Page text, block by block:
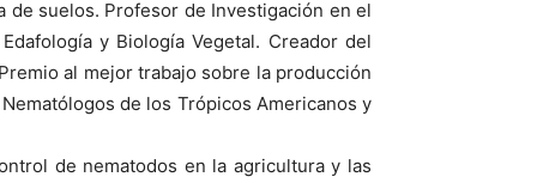
de suelos. Profesor de Investigación en el
y Biología Vegetal. Creador del
al mejor trabajo sobre la producción
de los Trópicos Americanos y
de nematodos en la agricultura y las